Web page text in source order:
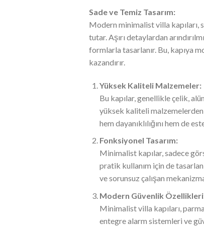
Sade ve Temiz Tasarım:
Modern minimalist villa kapıları,
tutar. Aşırı detaylardan
formlarla tasarlanır. Bu, kapıya
kazandırır.
Yüksek Kaliteli Malzemeler:
Bu kapılar, genellikle çelik,
yüksek kaliteli malzemelerden
hem dayanıklılığını hem de
Fonksiyonel Tasarım:
Minimalist kapılar, sadece
pratik kullanım için de
ve sorunsuz çalışan
Modern Güvenlik
Minimalist villa kapıları,
entegre alarm sistemleri ve